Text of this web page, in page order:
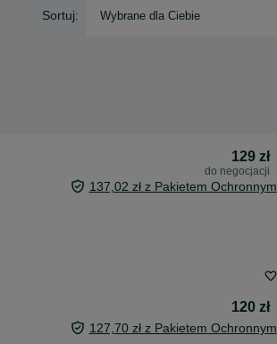
Sortuj: Wybrane dla Ciebie
129 zł
do negocjacji
137,02 zł z Pakietem Ochronnym
120 zł
127,70 zł z Pakietem Ochronnym